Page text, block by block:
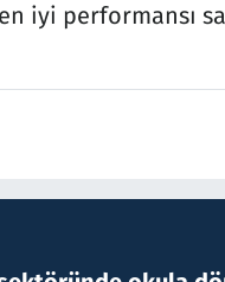
iyi performansı